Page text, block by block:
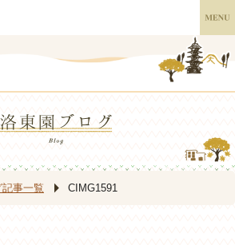
記事一覧 CIMG1591